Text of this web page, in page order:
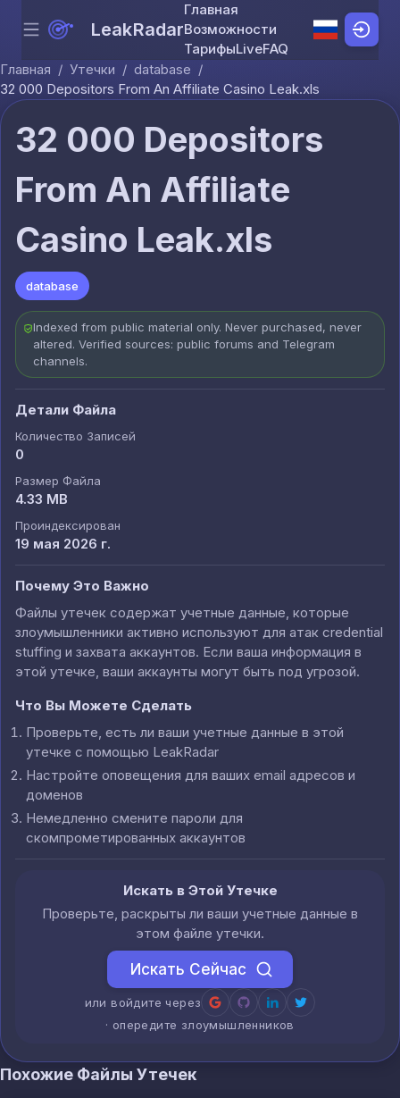
Skip to content
Menu LeakRadar
Главная
Возможности
ТарифыLiveFAQ
Главная / Утечки / database /
32 000 Depositors From An Affiliate Casino Leak.xls
32 000 Depositors
From An Affiliate
Casino Leak.xls
database
Indexed from public material only. Never purchased, never
altered. Verified sources: public forums and Telegram
channels.
Детали Файла
Количество Записей
0
Размер Файла
4.33 MB
Проиндексирован
19 мая 2026 г.
Почему Это Важно
Файлы утечек содержат учетные данные, которые
злоумышленники активно используют для атак credential
stuffing и захвата аккаунтов. Если ваша информация в
этой утечке, ваши аккаунты могут быть под угрозой.
Что Вы Можете Сделать
Проверьте, есть ли ваши учетные данные в этой
утечке с помощью LeakRadar
Настройте оповещения для ваших email адресов и
доменов
Немедленно смените пароли для
скомпрометированных аккаунтов
Искать в Этой Утечке
Проверьте, раскрыты ли ваши учетные данные в
этом файле утечки.
Искать Сейчас
или войдите через
· опередите злоумышленников
Похожие Файлы Утечек